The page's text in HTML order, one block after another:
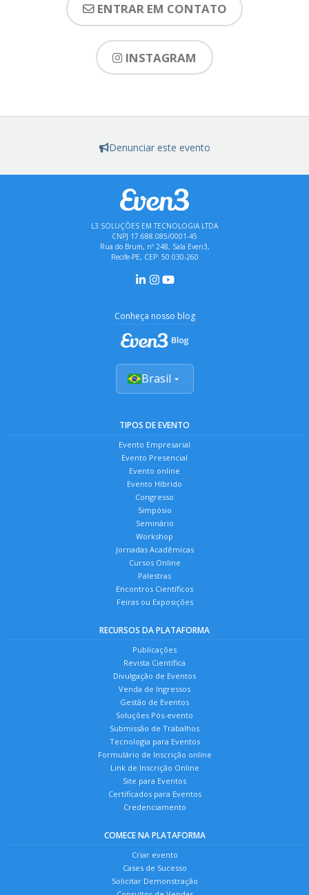
ENTRAR EM CONTATO
INSTAGRAM
Denunciar este evento
L3 SOLUÇÕES EM TECNOLOGIA LTDA
CNPJ 17.688.085/0001-45
Rua do Brum, nº 248, Sala Even3,
Recife-PE, CEP: 50.030-260
Conheça nosso blog
Brasil
TIPOS DE EVENTO
Evento Empresarial
Evento Presencial
Evento online
Evento Híbrido
Congresso
Simpósio
Seminário
Workshop
Jornadas Acadêmicas
Cursos Online
Palestras
Encontros Científicos
Feiras ou Exposições
RECURSOS DA PLATAFORMA
Publicações
Revista Científica
Divulgação de Eventos
Venda de Ingressos
Gestão de Eventos
Soluções Pós-evento
Submissão de Trabalhos
Tecnologia para Eventos
Formulário de Inscrição online
Link de Inscrição Online
Site para Eventos
Certificados para Eventos
Credenciamento
COMECE NA PLATAFORMA
Criar evento
Cases de Sucesso
Solicitar Demonstração